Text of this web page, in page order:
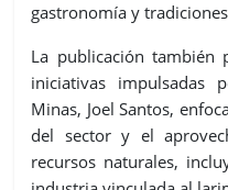
gastronomía y
La publicación también
iniciativas impulsadas
Minas, Joel Santos,
del sector y el
recursos naturales,